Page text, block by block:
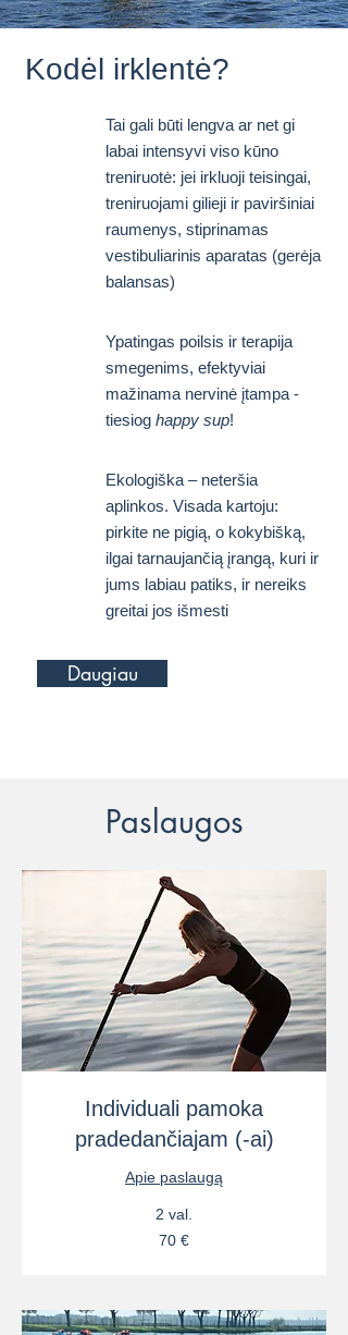
Kodėl irklentė?
Tai gali būti lengva ar net gi
labai intensyvi viso kūno
treniruotė: jei irkluoji teisingai,
treniruojami gilieji ir paviršiniai
raumenys, stiprinamas
vestibuliarinis aparatas (gerėja
balansas)
Ypatingas poilsis ir terapija
smegenims, efektyviai
mažinama nervinė įtampa -
tiesiog happy sup!
Ekologiška – neteršia
aplinkos. Visada kartoju:
pirkite ne pigią, o kokybišką,
ilgai tarnaujančią įrangą, kuri ir
jums labiau patiks, ir nereiks
greitai jos išmesti
Daugiau
Paslaugos
Individuali pamoka
pradedančiajam (-ai)
Apie paslaugą
2 val.
70 €